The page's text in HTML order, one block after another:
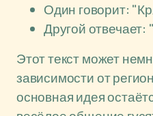
Один говорит:
Другой отвечает:
Этот текст может
зависимости от
основная идея